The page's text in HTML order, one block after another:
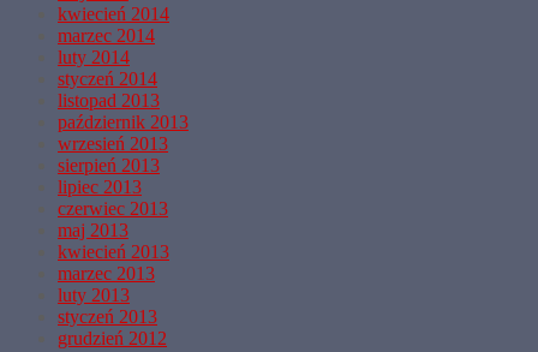
kwiecień 2014
marzec 2014
luty 2014
styczeń 2014
listopad 2013
październik 2013
wrzesień 2013
sierpień 2013
lipiec 2013
czerwiec 2013
maj 2013
kwiecień 2013
marzec 2013
luty 2013
styczeń 2013
grudzień 2012